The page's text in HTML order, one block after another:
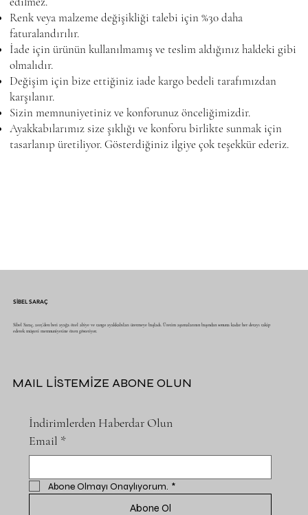
Renk veya malzeme değişikliği talebi için %30 daha
faturalandırılır.
İade için ürünün kullanılmamış ve teslim aldığınız haldeki gibi
olmalıdır.
Değişim için bize ettiğiniz iade kargo bedeli tarafımızdan
karşılanır.
Sizin memnuniyetiniz ve konforunuz önceliğimizdir.
Ayakkabılarımız size şıklığı ve konforu birlikte sunmak için
tasarlanıp üretiliyor. Gösterdiğiniz ilgiye çok teşekkür ederiz.
SİBEL SARAÇ
Sibel Saraç, 2015’den beri ayağa özel abiye ve tango ayakkabıları üretmeye başladı. Üretim aşamalarının başından sonuna kadar her detayı takip
ederek müşteri memnuniyetine özen gösteriyor.
MAIL LİSTEMİZE ABONE OLUN
İndirimlerden Haberdar Olun
Email *
Abone Olmayı Onaylıyorum. *
Abone Ol